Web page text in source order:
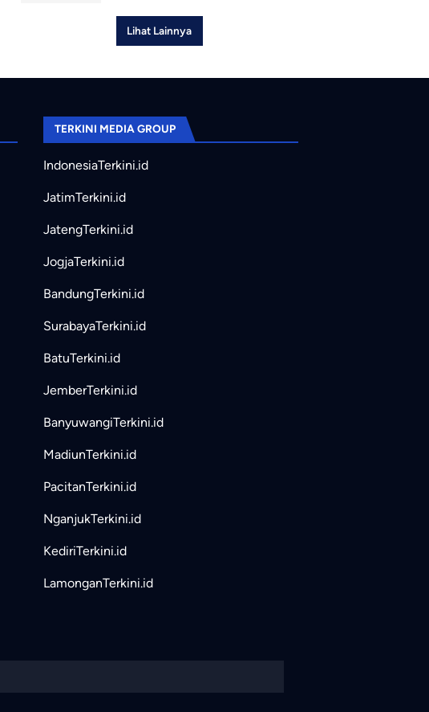
Lihat Lainnya
TERKINI MEDIA GROUP
IndonesiaTerkini.id
JatimTerkini.id
JatengTerkini.id
JogjaTerkini.id
BandungTerkini.id
SurabayaTerkini.id
BatuTerkini.id
JemberTerkini.id
BanyuwangiTerkini.id
MadiunTerkini.id
PacitanTerkini.id
NganjukTerkini.id
KediriTerkini.id
LamonganTerkini.id